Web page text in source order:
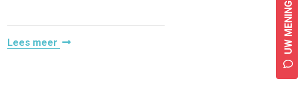
Lees meer UW MENING